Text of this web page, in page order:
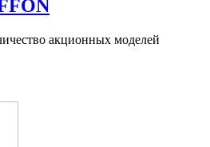
акционных моделей